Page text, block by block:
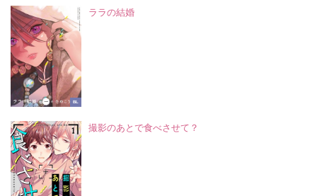
BL
ララの結婚
撮影のあとで食べさせて？